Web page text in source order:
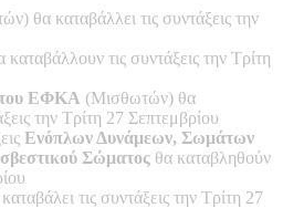
θα καταβάλλει τις συντάξεις την
καταβάλλουν τις συντάξεις την Τρίτη
του ΕΦΚΑ (Μισθωτών) θα
την Τρίτη 27 Σεπτεμβρίου
Ενόπλων Δυνάμεων, Σωμάτων
Σώματος θα καταβληθούν
τις συντάξεις την Τρίτη 27